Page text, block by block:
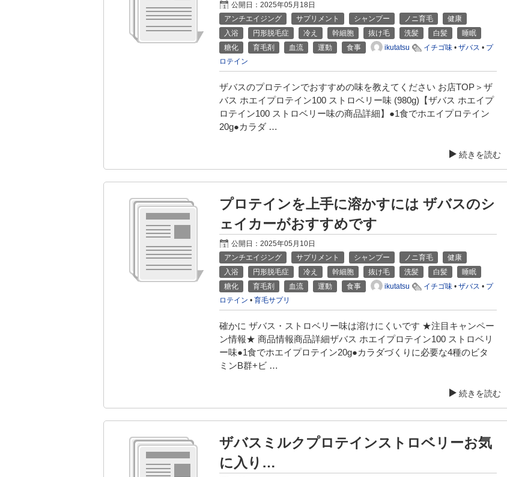
公開日：2025年05月18日
アンチエイジング
サプリメント シャンプー ノニ育毛
健康
入浴
円形脱毛症 冷え 幹細胞 抜け毛 洗髪 白髪
睡眠
糖化
育毛剤 血流 運動 食事 ikutatsu イチゴ味 •ザバス • プ
ロテイン
ザバスのプロテインでおすすめの味を教えてください お店TOP＞ザ
バス ホエイプロテイン100 ストロベリー味 (980g)【ザバス ホエイプ
ロテイン100 ストロベリー味の商品詳細】●1食でホエイプロテイン
20g●カラダ …
続きを読む
プロテインを上手に溶かすには ザバスのシ
ェイカーがおすすめです
公開日：2025年05月10日
アンチエイジング
サプリメント シャンプー ノニ育毛
健康
入浴
円形脱毛症 冷え 幹細胞 抜け毛 洗髪 白髪
睡眠
糖化
育毛剤 血流 運動 食事 ikutatsu イチゴ味 •ザバス • プ
ロテイン •育毛サプリ
確かに ザバス・ストロベリー味は溶けにくいです ★注目キャンペー
ン情報★ 商品情報商品詳細ザバス ホエイプロテイン100 ストロベリ
ー味●1食でホエイプロテイン20g●カラダづくりに必要な4種のビタ
ミンB群+ビ …
続きを読む
ザバスミルクプロテインストロベリーお気
に入り…